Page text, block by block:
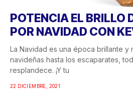
POTENCIA EL BRILLO
POR NAVIDAD CON
La Navidad es una época brillante y
navideñas hasta los escaparates,
resplandece. ¡Y tu
22 DICIEMBRE, 2021